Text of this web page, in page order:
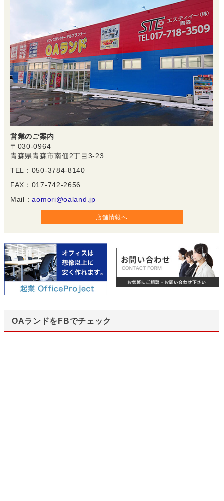
営業のご案内
〒030-0964
青森県青森市南佃2丁目3‐23
TEL：050-3784-8140
FAX：017-742-2656
Mail：aomori@oaland.jp
店舗情報へ
OAランドをFBでチェック